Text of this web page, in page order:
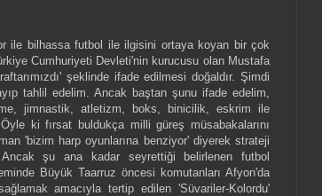
ile bilhassa futbol ile ilgisini ortaya koyan bir çok
Cumhuriyeti Devleti'nin kurucusu olan Mustafa
şeklinde ifade edilmesi doğaldır. Şimdi
tahlil edelim. Ancak baştan şunu ifade edelim,
jimnastik, atletizm, boks, binicilik, eskrim ile
ki fırsat buldukça milli güreş müsabakalarını
'bizim harp oyunlarına benziyor' diyerek strateji
şu ana kadar seyrettiği belirlenen futbol
Büyük Taarruz öncesi komutanları Afyon'da
amacıyla tertip edilen 'Süvariler-Kolordu'